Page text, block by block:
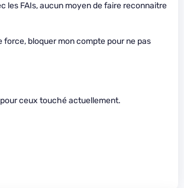
les FAIs, aucun moyen de faire reconnaitre
force, bloquer mon compte pour ne pas
ceux touché actuellement.